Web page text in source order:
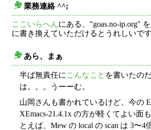
業務連絡 ^^;
ここいらへんにある、"goas.no-ip.org"
に書き換えていただけるとうれしいで
あら、まぁ
半ば無責任にこんなこと を書いたの
は。。。うーーむ。
山岡さんも書かれているけど、今の
XEmacs-21.4.1x の方が軽くてよい面
とえば、Mew の local の scan は 3〜4